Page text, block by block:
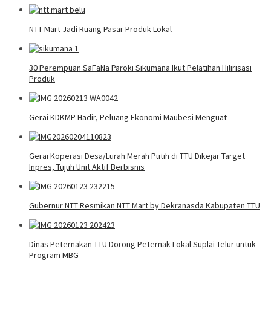
NTT Mart Jadi Ruang Pasar Produk Lokal
30 Perempuan SaFaNa Paroki Sikumana Ikut Pelatihan Hilirisasi
Produk
Gerai KDKMP Hadir, Peluang Ekonomi Maubesi Menguat
Gerai Koperasi Desa/Lurah Merah Putih di TTU Dikejar Target
Inpres, Tujuh Unit Aktif Berbisnis
Gubernur NTT Resmikan NTT Mart by Dekranasda Kabupaten TTU
Dinas Peternakan TTU Dorong Peternak Lokal Suplai Telur untuk
Program MBG